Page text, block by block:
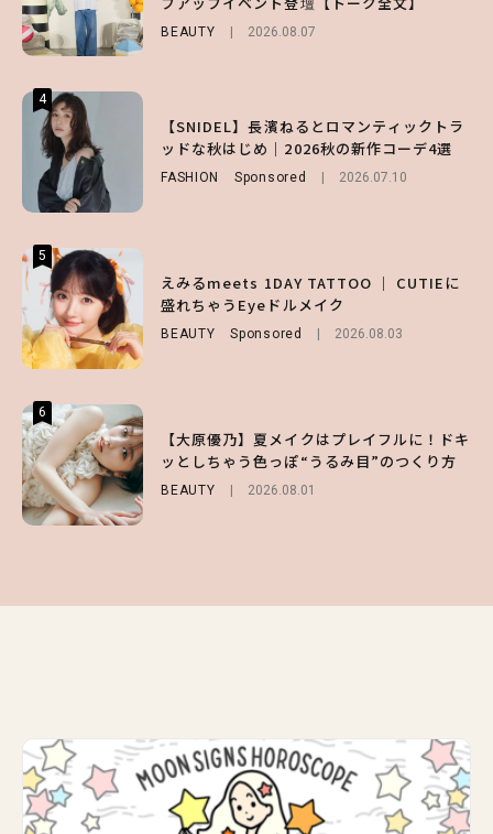
BEAUTY 2026.08.07
4
【SNIDEL】長濱ねるとロマンティックトラ
ッドな秋はじめ｜2026秋の新作コーデ4選
FASHION Sponsored 2026.07.10
5
えみるmeets 1DAY TATTOO ｜ CUTIEに
盛れちゃうEyeドルメイク
BEAUTY Sponsored 2026.08.03
6
【大原優乃】夏メイクはプレイフルに！ドキ
ッとしちゃう色っぽ“うるみ目”のつくり方
BEAUTY 2026.08.01
LIFESTYLE 2026.07.31
4
【ALD1】グループの魅力＆素顔に迫る♡ 一
問一答をお届け！【sweet web独占】
ENTERTAINMENT 2026.08.03
5
【SNIDEL】長濱ねるとロマンティックトラ
ッドな秋はじめ｜2026秋の新作コーデ4選
FASHION Sponsored 2026.07.10
6
【スタバ】約160通りのカスタマイズができ
る⁉ 39店舗限定『My フルーツ³ フラペチー
ノ®』を徹底レポ♡
FASHION 2026.07.19
4
第1弾の気になるメニュー＆限定グッズを総
チェック！
2026.07.31
5
【夏ヘアのくずれ・うねりに】ヘアメイク夢
月直伝♡ ドライシャンプー「バティスト」
を使ったプロ級スタイリング3選
Sponsored
6
【GU】夏の“主役級”アイテム決定！ヘルシ
ー＆可愛すぎる「大人の肌見せ」トップス3
選